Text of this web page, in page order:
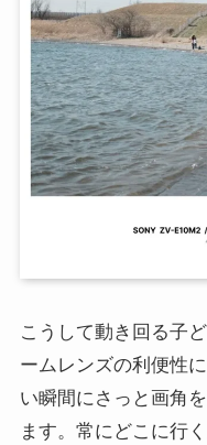
こうして動き回る子
ームレンズの利便性
い瞬間にさっと画角
ます。常にどこに行